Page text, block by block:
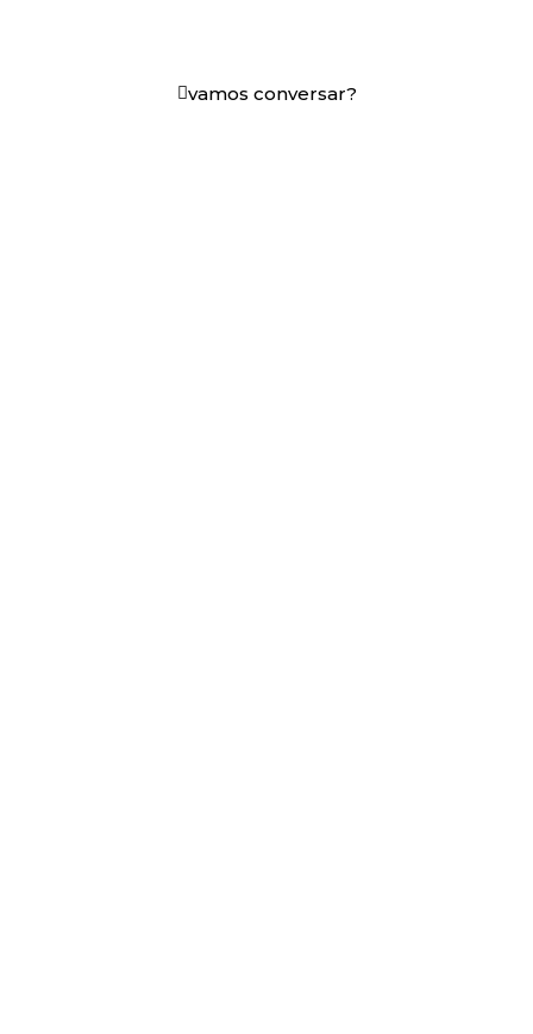
vamos conversar?